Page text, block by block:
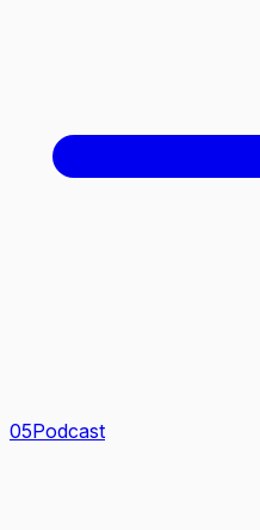
05Podcast